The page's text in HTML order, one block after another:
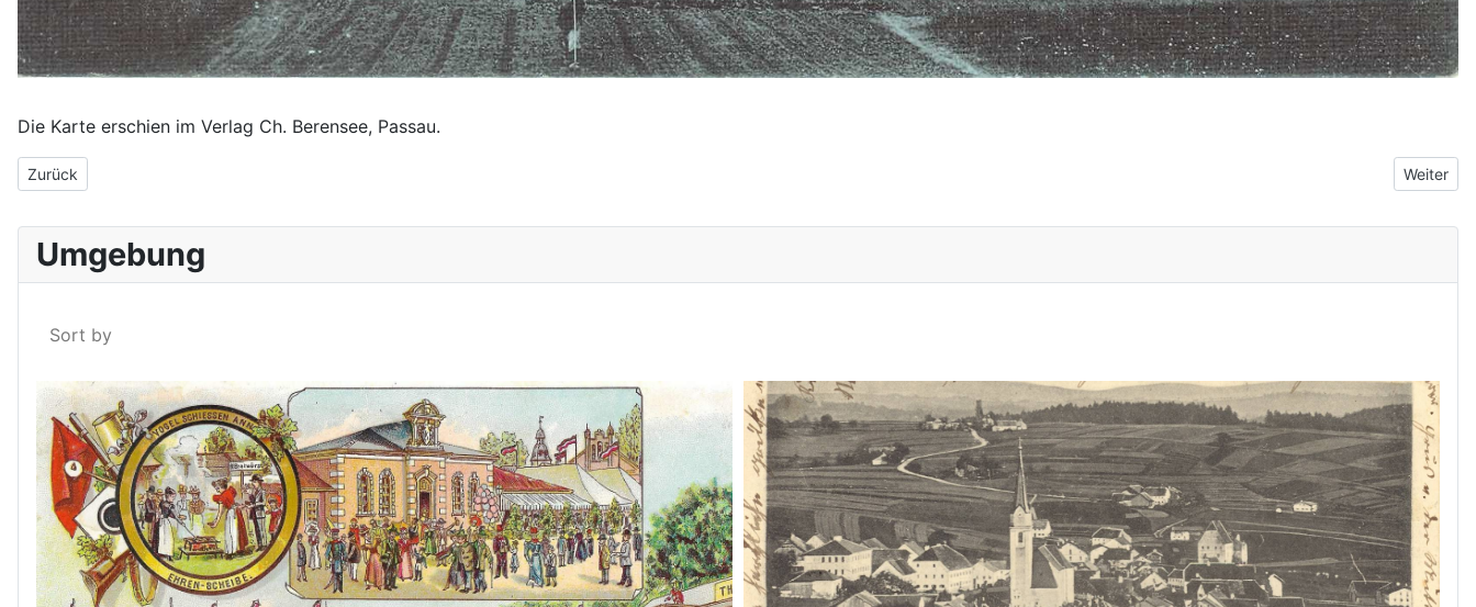
Die Karte erschien im Verlag Ch. Berensee, Passau.
Vorheriger Beitrag: Die Innstadt von Passau mit Marihilf um 1910
Zurück Nächster
Weiter
Umgebung
Sort by